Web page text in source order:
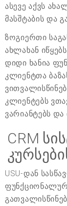
ასევე აქვს
მასშტაბის და
ზოგიერთი
ახლახან
დიდი ხანია
კლიენტთა
კლიენტებს
ვარიანტებს
CRM
USU-დან